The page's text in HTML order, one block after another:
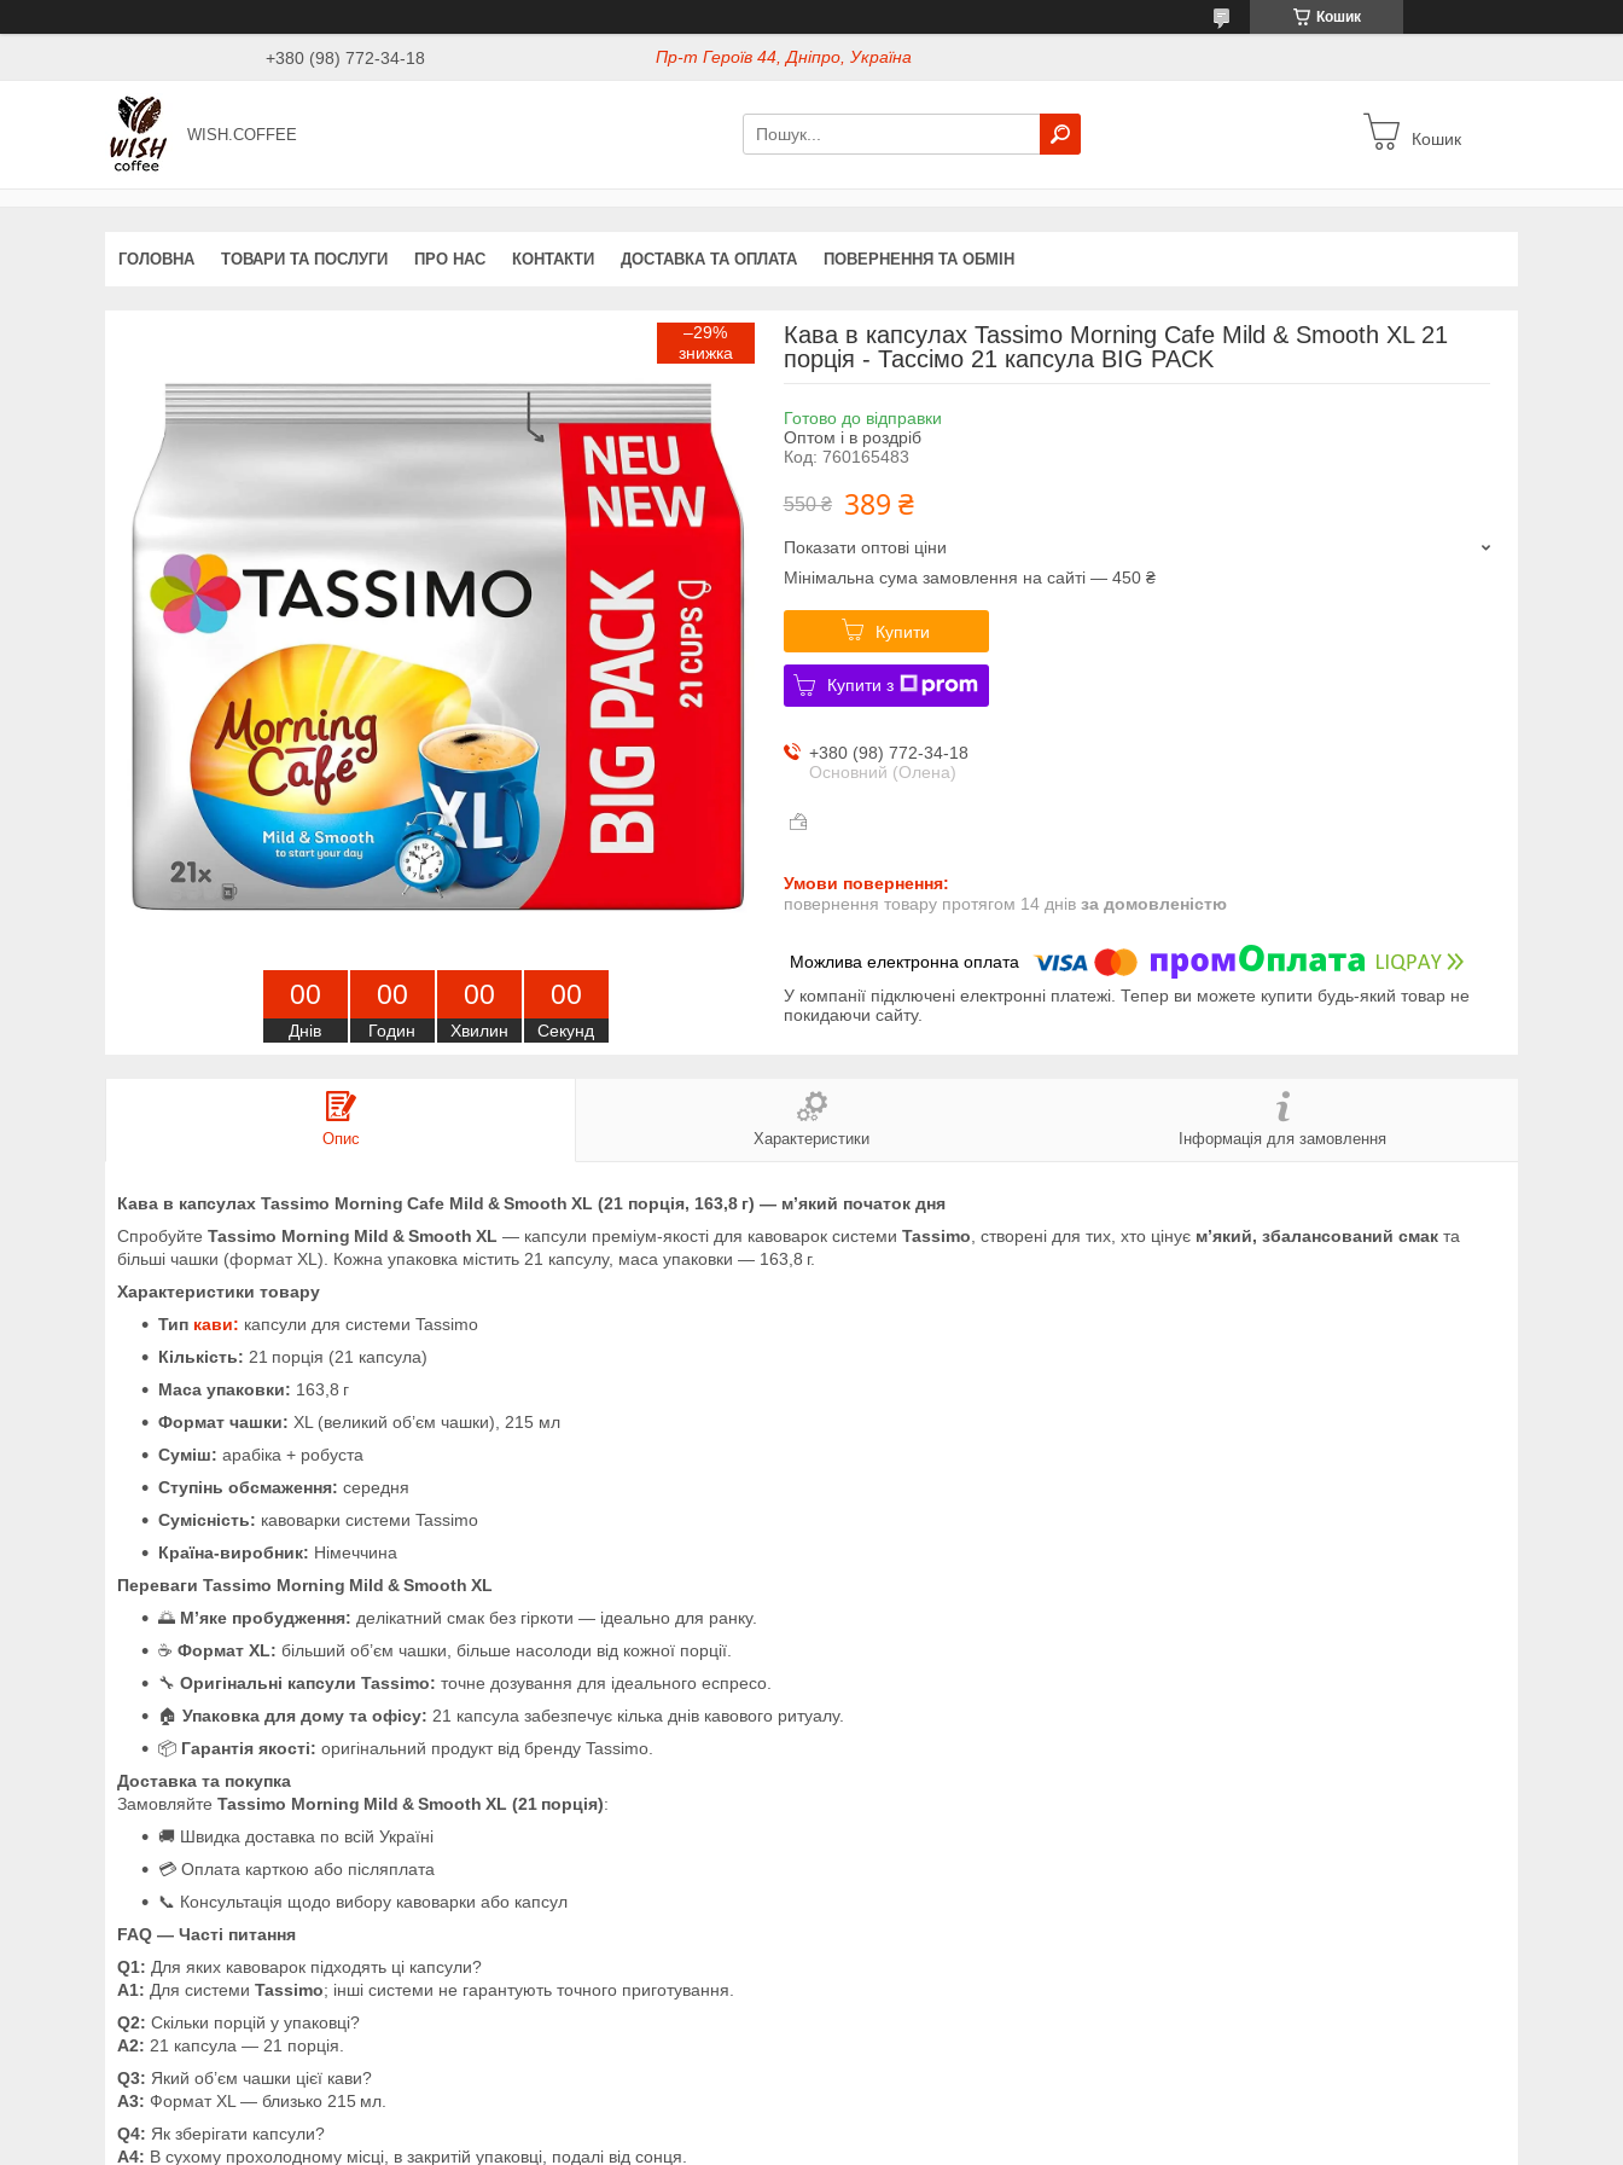
Кошик
+380 (98) 772-34-18 Пр-т Героїв 44, Дніпро, Україна
WISH.COFFEE Кошик
ГОЛОВНА ТОВАРИ ТА ПОСЛУГИ ПРО НАС КОНТАКТИ ДОСТАВКА ТА ОПЛАТА ПОВЕРНЕННЯ ТА ОБМІН
–29%
00
Днів
00
Годин
00
Хвилин
00
Секунд
Кава в капсулах Tassimo Morning Cafe Mild & Smooth XL 21
порція - Тассімо 21 капсула BIG PACK
Готово до відправки
Оптом і в роздріб
Код: 760165483
550 ₴ 389 ₴
Показати оптові ціни
Мінімальна сума замовлення на сайті — 450 ₴
Купити
Купити з
+380 (98) 772-34-18
Основний (Олена)
повернення товару протягом 14 днів за домовленістю
У компанії підключені електронні платежі. Тепер ви можете купити будь-який товар не
покидаючи сайту.
Опис Характеристики Інформація для замовлення
Кава в капсулах Tassimo Morning Cafe Mild & Smooth XL (21 порція, 163,8 г) — м’який початок дня
Спробуйте Tassimo Morning Mild & Smooth XL — капсули преміум‑якості для кавоварок системи Tassimo , створені для тих, хто цінує м’який, збалансований смак та
більші чашки (формат XL). Кожна упаковка містить 21 капсулу, маса упаковки — 163,8 г.
Характеристики товару
Тип кави: капсули для системи Tassimo
Кількість: 21 порція (21 капсула)
Маса упаковки: 163,8 г
Формат чашки: XL (великий об’єм чашки), 215 мл
Суміш: арабіка + робуста
Ступінь обсмаження: середня
Сумісність: кавоварки системи Tassimo
Країна‑виробник: Німеччина
Переваги Tassimo Morning Mild & Smooth XL
🌅 М’яке пробудження: делікатний смак без гіркоти — ідеально для ранку.
☕ Формат XL: більший об’єм чашки, більше насолоди від кожної порції.
🔧 Оригінальні капсули Tassimo: точне дозування для ідеального еспресо.
🏠 Упаковка для дому та офісу: 21 капсула забезпечує кілька днів кавового ритуалу.
📦 Гарантія якості: оригінальний продукт від бренду Tassimo.
Доставка та покупка
Замовляйте Tassimo Morning Mild & Smooth XL (21 порція):
🚚 Швидка доставка по всій Україні
💳 Оплата карткою або післяплата
📞 Консультація щодо вибору кавоварки або капсул
FAQ — Часті питання
Q1: Для яких кавоварок підходять ці капсули?
A1: Для системи Tassimo; інші системи не гарантують точного приготування.
Q2: Скільки порцій у упаковці?
A2: 21 капсула — 21 порція.
Q3: Який об’єм чашки цієї кави?
A3: Формат XL — близько 215 мл.
Q4: Як зберігати капсули?
A4: В сухому прохолодному місці, в закритій упаковці, подалі від сонця.